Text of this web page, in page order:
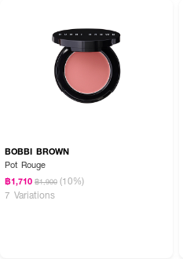
How To Use :
BOBBI BROWN
Pot Rouge
฿1,710 ฿1,900 (10%)
7 Variations